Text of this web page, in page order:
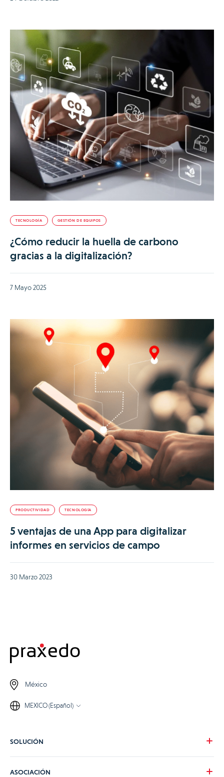
TECNOLOGÍA GESTIÓN DE EQUIPOS
¿Cómo reducir la huella de carbono
gracias a la digitalización?
7 Mayo 2025
PRODUCTIVIDAD TECNOLOGÍA
5 ventajas de una App para digitalizar
informes en servicios de campo
30 Marzo 2023
México
MEXICO (Español)
SOLUCIÓN
ASOCIACIÓN